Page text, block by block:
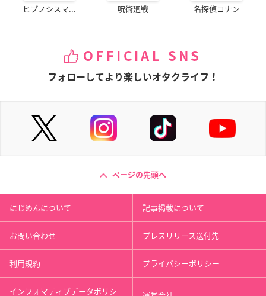
ヒプノシスマ... 呪術廻戦 名探偵コナン
OFFICIAL SNS
フォローしてより楽しいオタクライフ！
ページの先頭へ
にじめんについて 記事掲載について
お問い合わせ プレスリリース送付先
利用規約 プライバシーポリシー
インフォマティブデータポリシ